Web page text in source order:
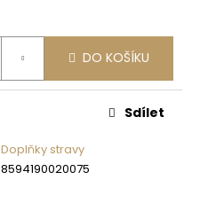
DO KOŠÍKU
Doplňky stravy
8594190020075
Sdílet